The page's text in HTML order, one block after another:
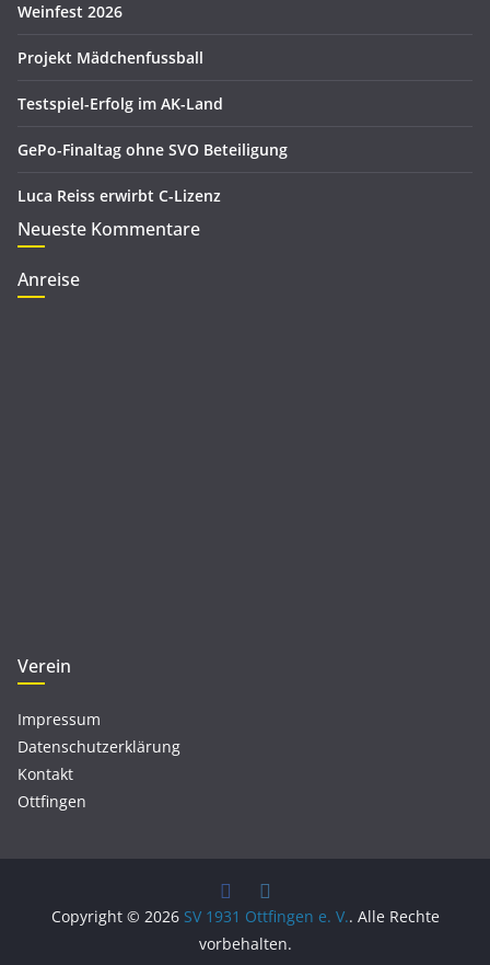
n
Weinfest 2026
Projekt Mädchenfussball
Testspiel-Erfolg im AK-Land
GePo-Finaltag ohne SVO Beteiligung
Luca Reiss erwirbt C-Lizenz
Neueste Kommentare
Anreise
Verein
Impressum
Datenschutzerklärung
Kontakt
Ottfingen
Copyright © 2026 SV 1931 Ottfingen e. V.. Alle Rechte
vorbehalten.